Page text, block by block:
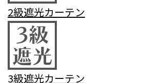
2級遮光カーテン
3級遮光カーテン